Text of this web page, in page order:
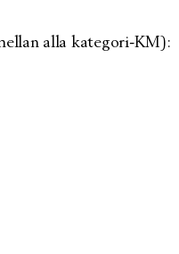
alla kategori-KM):